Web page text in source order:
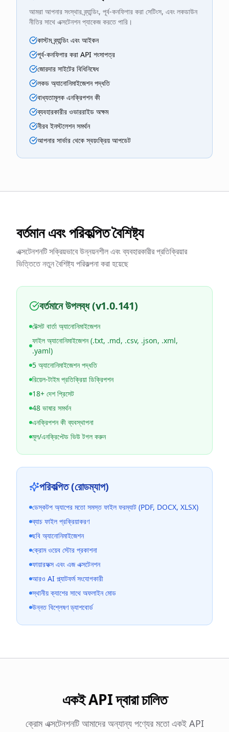
আমরা আপনার সংস্থার ব্র্যান্ডিং, পূর্ব-কনফিগার করা সেটিংস, এবং লকডাউন
নীতির সাথে এক্সটেনশন প্যাকেজ করতে পারি।
কাস্টম ব্র্যান্ডিং এবং আইকন
পূর্ব-কনফিগার করা API শংসাপত্র
জোরদার সাইটের বিধিনিষেধ
লকড অ্যানোনিমাইজেশন পদ্ধতি
বাধ্যতামূলক এনক্রিপশন কী
ব্যবহারকারীর ওভাররাইড অক্ষম
নীরব ইনস্টলেশন সমর্থন
আপনার সার্ভার থেকে স্বয়ংক্রিয় আপডেট
বর্তমান এবং পরিকল্পিত বৈশিষ্ট্য
এক্সটেনশনটি সক্রিয়ভাবে উন্নয়নশীল এবং ব্যবহারকারীর প্রতিক্রিয়ার
ভিত্তিতে নতুন বৈশিষ্ট্য পরিকল্পনা করা হয়েছে
বর্তমানে উপলব্ধ (v1.0.141)
টেক্সট বার্তা অ্যানোনিমাইজেশন
ফাইল অ্যানোনিমাইজেশন (.txt, .md, .csv, .json, .xml,
.yaml)
5 অ্যানোনিমাইজেশন পদ্ধতি
রিয়েল-টাইম প্রতিক্রিয়া ডিক্রিপশন
18+ দেশ প্রিসেট
48 ভাষার সমর্থন
এনক্রিপশন কী ব্যবস্থাপনা
মূল/এনক্রিপ্টেড ভিউ টগল করুন
পরিকল্পিত (রোডম্যাপ)
ডেস্কটপ অ্যাপের মতো সমস্ত ফাইল ফরম্যাট (PDF, DOCX, XLSX)
ব্যাচ ফাইল প্রক্রিয়াকরণ
ছবি অ্যানোনিমাইজেশন
ক্রোম ওয়েব স্টোর প্রকাশনা
ফায়ারফক্স এবং এজ এক্সটেনশন
আরও AI প্ল্যাটফর্ম সংযোগকারী
স্থানীয় ক্যাশের সাথে অফলাইন মোড
উন্নত বিশ্লেষণ ড্যাশবোর্ড
একই API দ্বারা চালিত
ক্রোম এক্সটেনশনটি আমাদের অন্যান্য পণ্যের মতো একই API